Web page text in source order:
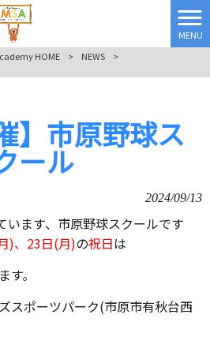
MENU
HOME
> NEWS
>
】市原野球ス
ール
2024/09/13
います、市原野球スクールです
)、23日(月)の祝日は
。
スポーツパーク(市原市有秋台西